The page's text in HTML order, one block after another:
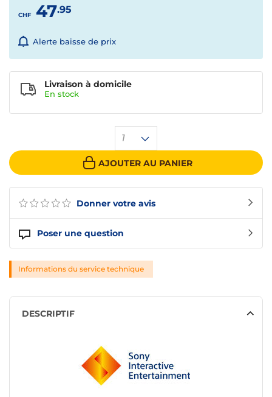
Donner votre avis
Poser une question
CHF 47.95
Alerte baisse de prix
1
AJOUTER AU PANIER
Livraison à domicile
En stock
Informations du service technique
DESCRIPTIF